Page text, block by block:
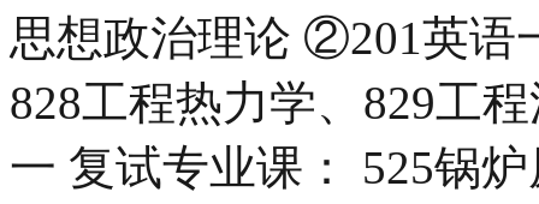
思想政治理论 ②201英
828工程热力学、829工
一 复试专业课： 525锅